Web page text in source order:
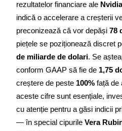
rezultatelor financiare ale Nvidia
indică o accelerare a creșterii
preconizează că vor depăși 78
piețele se poziționează discret
de miliarde de dolari. Se
conform GAAP să fie de 1,75
creștere de peste 100% față de
aceste cifre sunt esențiale,
cu atenție pentru a găsi indicii
— în special cipurile Vera